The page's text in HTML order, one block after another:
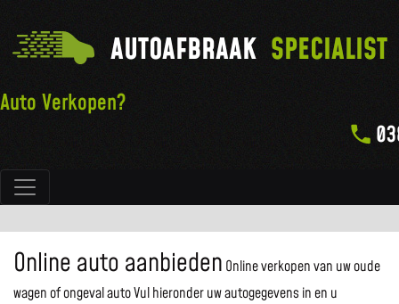
Hoofdnavigatie
AUTOAFBRAAK SPECIALIST
Auto Verkopen?
Online auto aanbieden Online verkopen van uw oude
wagen of ongeval autoVul hieronder uw autogegevens in en u